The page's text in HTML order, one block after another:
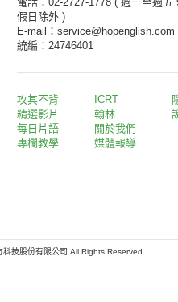
假日除外 )
E-mail：service@hopenglish.com
統編：24746401
攻其不背
精選影片
每日片語
專欄教學
ICRT
翰林
關於我們
媒體報導
技股份有限公司 All Rights Reserved.